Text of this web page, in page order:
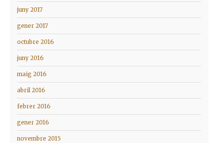
juny 2017
gener 2017
octubre 2016
juny 2016
maig 2016
abril 2016
febrer 2016
gener 2016
novembre 2015